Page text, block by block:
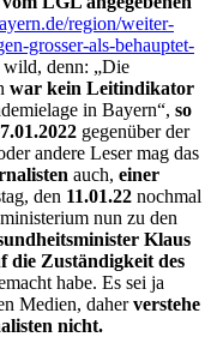
region/weiter-
grosser-als-behauptet-
wild, denn: „Die
war kein Leitindikator
in Bayern“, so
gegenüber der
andere Leser mag das
auch, einer
den 11.01.22 nochmal
nun zu den
Klaus
die Zuständigkeit des
habe. Es sei ja
Medien, daherverstehe
nicht.